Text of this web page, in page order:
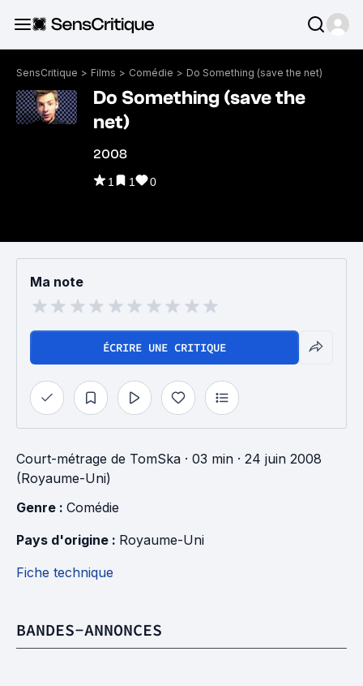
SensCritique > Films > Comédie > Do Something (save the net)
Do Something (save the
net)
2008
1 1 0
Ma note
ÉCRIRE UNE CRITIQUE
Court-métrage de TomSka · 03 min · 24 juin 2008
(Royaume-Uni)
Genre : Comédie
Pays d'origine : Royaume-Uni
Fiche technique
BANDES-ANNONCES